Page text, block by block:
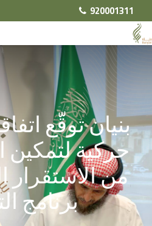
920001311
بنيان توقّع
حركية لتمكين
من الاستقرار
برنامج